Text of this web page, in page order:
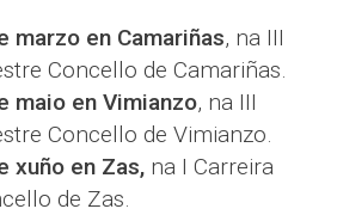
marzo en Camariñas, na III
Concello de Camariñas.
maio en Vimianzo, na III
Concello de Vimianzo.
xuño en Zas, na I Carreira
de Zas.